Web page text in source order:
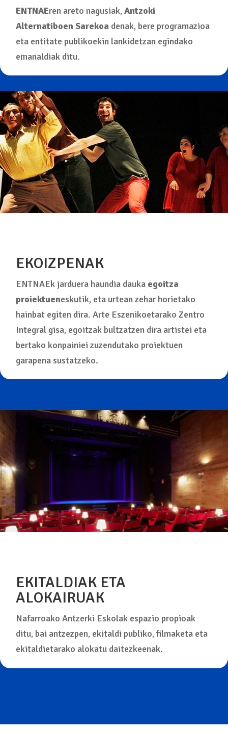
ENTNAEren areto nagusiak,Antzoki
Alternatiboen Sarekoa denak, bere programazioa
eta entitate publikoekin lankidetzan egindako
emanaldiak ditu.
EKOIZPENAK
ENTNAEk jarduera haundia dauka egoitza
proiektueneskutik, eta urtean zehar horietako
hainbat egiten dira. Arte Eszenikoetarako Zentro
Integral gisa, egoitzak bultzatzen dira artistei eta
bertako konpainiei zuzendutako proiektuen
garapena sustatzeko.
EKITALDIAK ETA
ALOKAIRUAK
Nafarroako Antzerki Eskolak espazio propioak
ditu, bai antzezpen, ekitaldi publiko, filmaketa eta
ekitaldietarako alokatu daitezkeenak.